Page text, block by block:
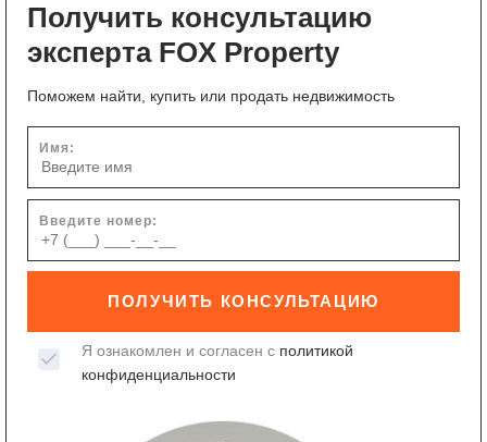
Получить консультацию
эксперта FOX Property
Поможем найти, купить или продать недвижимость
Имя:
Введите номер:
ПОЛУЧИТЬ КОНСУЛЬТАЦИЮ
Я ознакомлен и согласен с политикой
конфиденциальности